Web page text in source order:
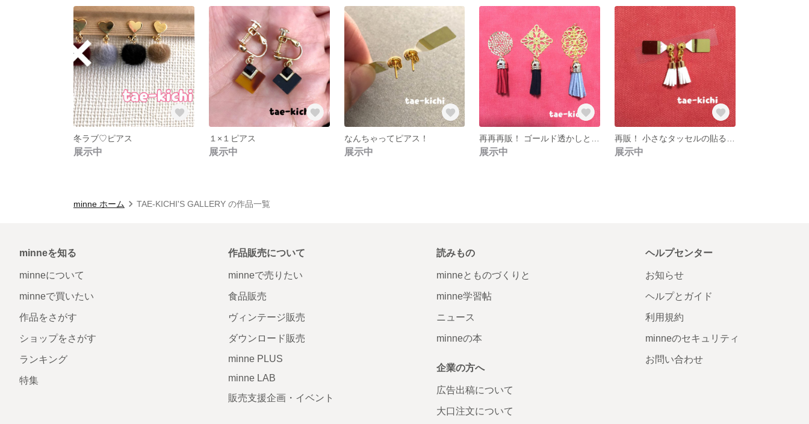
冬ラブ♡ピアス
展示中
１×１ピアス
展示中
なんちゃってピアス！
展示中 展示中 展示中
minne ホーム TAE-KICHI'S GALLERY の作品一覧
minneを知る
minneについて
minneで買いたい
作品をさがす
ショップをさがす
ランキング
特集
作品販売について
minneで売りたい
食品販売
ヴィンテージ販売
ダウンロード販売
minne PLUS
minne LAB
販売支援企画・イベント
読みもの
minneとものづくりと
minne学習帖
ニュース
minneの本
企業の方へ
広告出稿について
大口注文について
ヘルプセンター
お知らせ
ヘルプとガイド
利用規約
minneのセキュリティ
お問い合わせ